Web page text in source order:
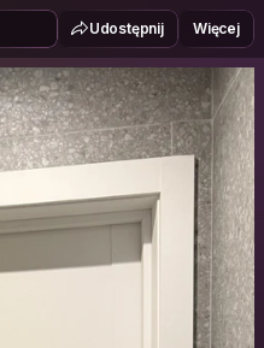
Udostępnij Więcej